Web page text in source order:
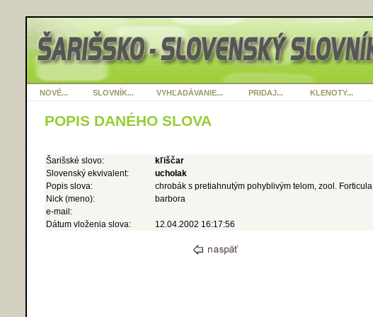
NOVÉ... SLOVNÍK... VYHĽADÁVANIE... PRIDAJ... KLENOTY...
POPIS DANÉHO SLOVA
Šarišské slovo:
kľiščar
Slovenský ekvivalent:
ucholak
Popis slova:
chrobák s pretiahnutým pohyblivým telom, zool. Forticula
Nick (meno):
barbora
e-mail:
Dátum vloženia slova:
12.04.2002 16:17:56